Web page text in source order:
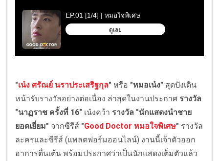
"เน๋ง ศรัณย์ นราประเสริฐกุล" หรือ "หมอเน๋ง" สุดปังเดิน
หน้ารับรางวัลอย่างต่อเนื่อง ล่าสุดในงานประกาศ รางวัล
"นาฏราช ครั้งที่ 16" เน๋งคว้า รางวัล "นักแสดงนำชาย
ยอดเยี่ยม" จากซีรีส์ "Good Doctor หมอใจพิเศษ" รางวัล
ละครและซีรีส์ (แพลตฟอร์มออนไลน์) งานนี้เจ้าตัวออก
อาการตื่นเต้น พร้อมประกาศว่าเป็นนักแสดงเต็มตัวแล้ว